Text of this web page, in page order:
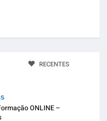
RECENTES
ONLINE –